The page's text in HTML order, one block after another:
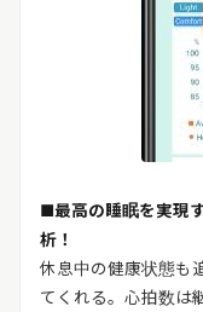
■最高の睡眠を実現
析！
休息中の健康状態も
てくれる。心拍数は